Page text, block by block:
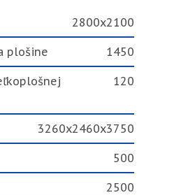
2800х2100
plošine 1450
120
3260x2460x3750
500
2500